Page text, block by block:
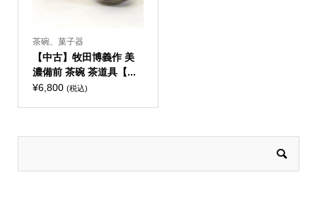
茶碗、菓子器
【中古】牧田博義作 美
濃備前 茶碗 茶道具【...
¥6,800 (税込)